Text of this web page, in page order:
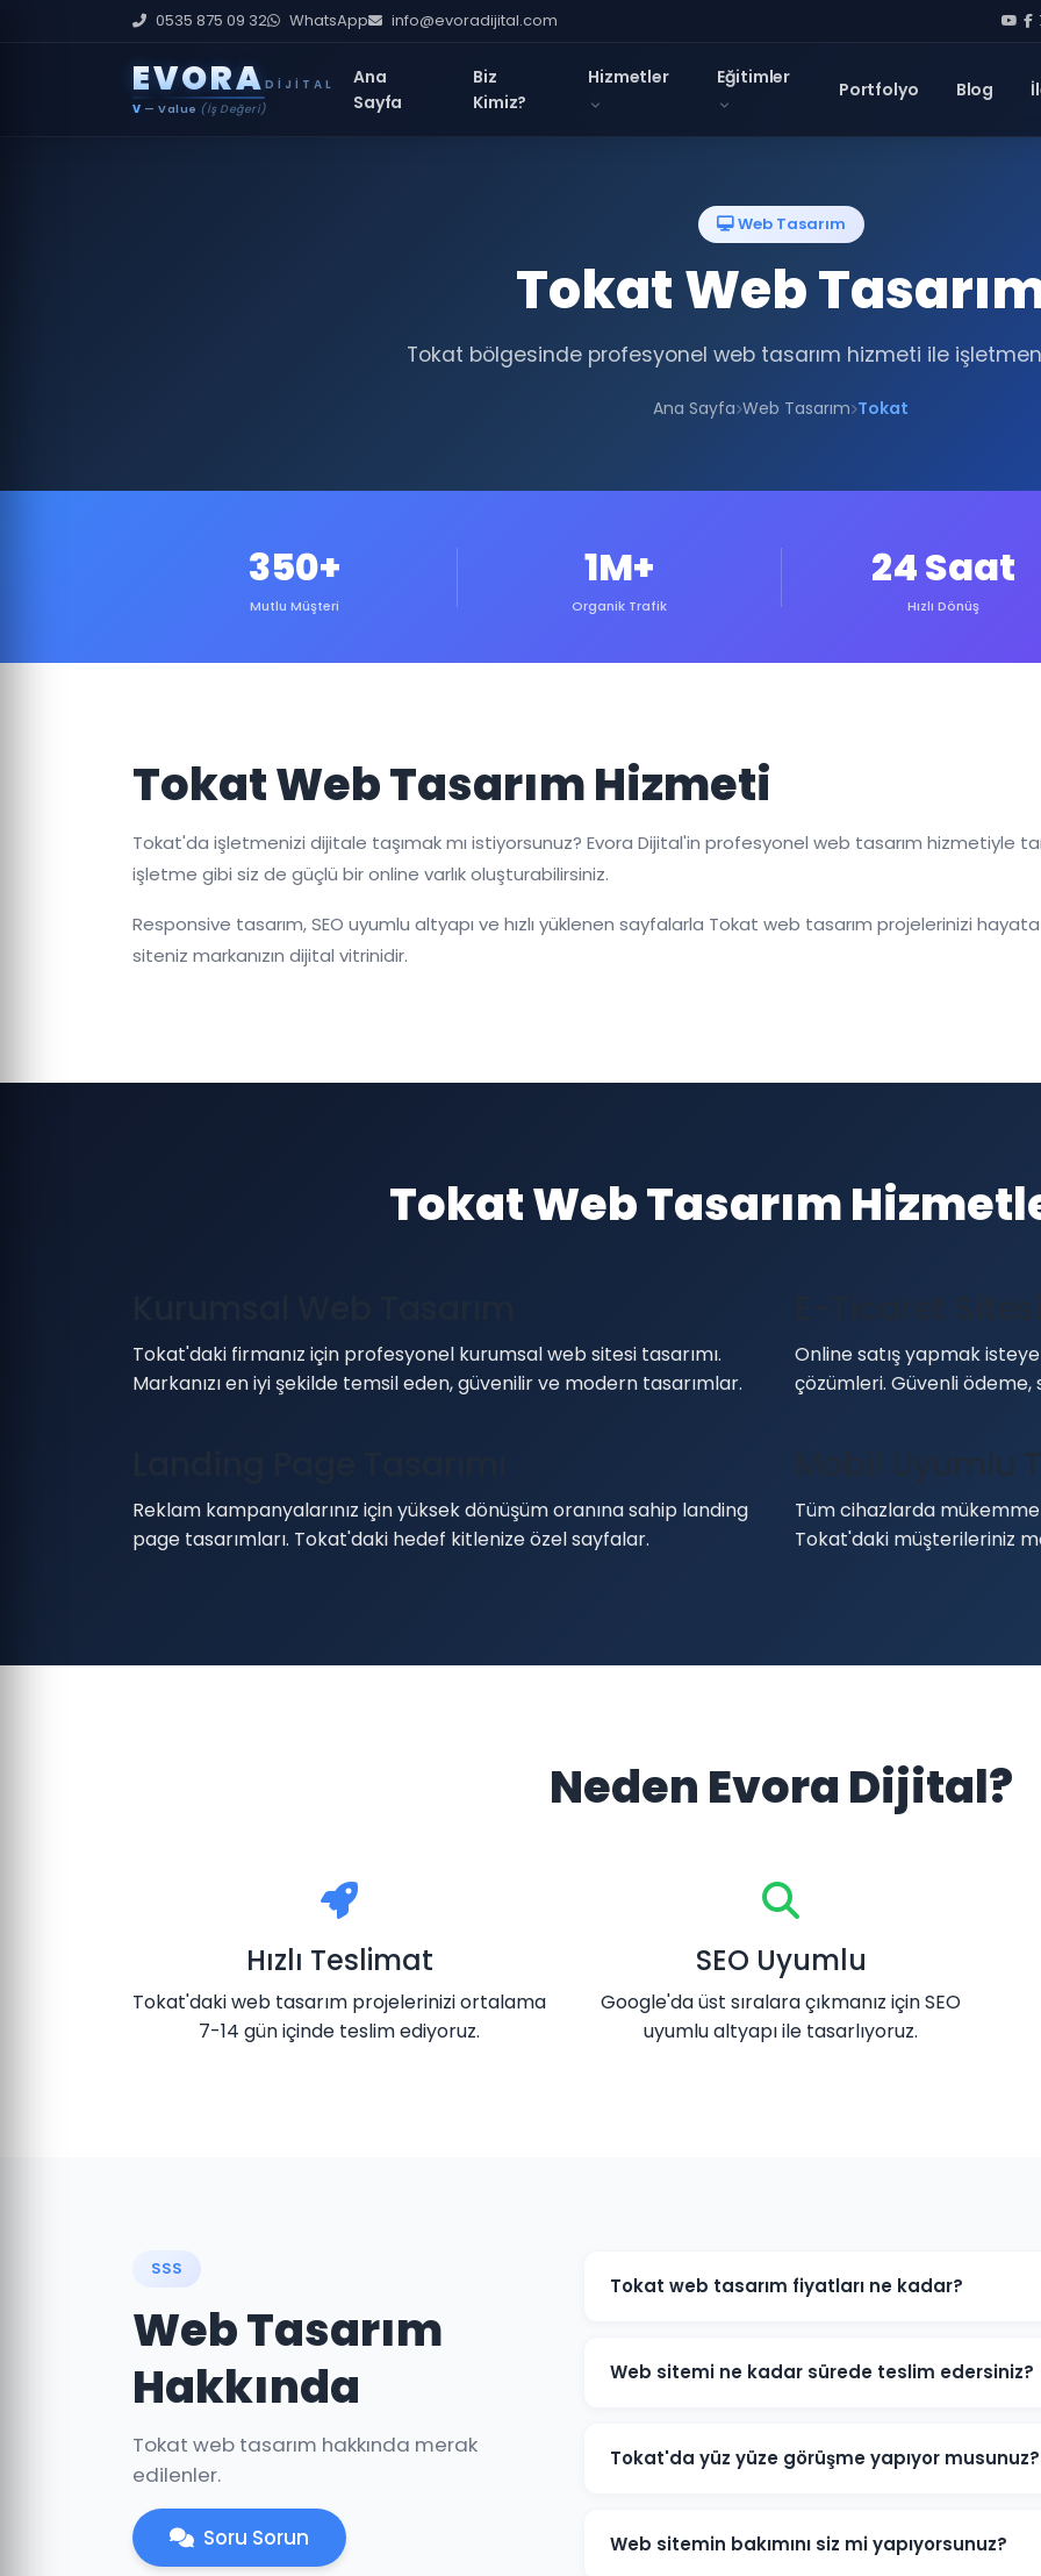
0535 875 09 32 WhatsApp info@evoradijital.com
EVORA DIJITAL
V — Value (İş Değeri)
Ana
Sayfa
Biz
Kimiz?
Hizmetler Eğitimler
Portfolyo Blog
Web Tasarım
Tokat Web
Tokat bölgesinde profesyonel web tasarım hizmeti ile
Ana Sayfa Web Tasarım Tokat
350+
Mutlu Müşteri
1M+
Organik Trafik
24 Saat
Hızlı Dönüş
Tokat Web Tasarım Hizmeti
Tokat'da işletmenizi dijitale taşımak mı istiyorsunuz? Evora Dijital'in profesyonel web tasarım hizmetiyle
işletme gibi siz de güçlü bir online varlık oluşturabilirsiniz.
Responsive tasarım, SEO uyumlu altyapı ve hızlı yüklenen sayfalarla Tokat web tasarım projelerinizi
siteniz markanızın dijital vitrinidir.
Tokat Web Tasarım
Tokat'daki firmanız için profesyonel kurumsal web sitesi tasarımı.
Markanızı en iyi şekilde temsil eden, güvenilir ve modern tasarımlar.
Online satış yapmak
çözümleri. Güvenli
Reklam kampanyalarınız için yüksek dönüşüm oranına sahip landing
page tasarımları. Tokat'daki hedef kitlenize özel sayfalar.
Mobil Uyumlu
Tüm cihazlarda
Tokat'daki müşterileriniz
Neden Evora Dijital?
Hızlı Teslimat
Tokat'daki web tasarım projelerinizi ortalama
7-14 gün içinde teslim ediyoruz.
SEO Uyumlu
Google'da üst sıralara çıkmanız için SEO
uyumlu altyapı ile tasarlıyoruz.
SSS
Web Tasarım
Hakkında
Tokat web tasarım hakkında merak
edilenler.
Soru Sorun
Tokat web tasarım fiyatları ne kadar?
e-ticaret sitesi ve özel yazılım projeleri için farklı
Web sitemi ne kadar sürede teslim edersiniz?
edilmektedir. Projenin kapsamına göre süre değişebilir.
Tokat'da yüz yüze görüşme yapıyor musunuz?
detaylarını birlikte değerlendirebiliriz.
Web sitemin bakımını siz mi yapıyorsunuz?